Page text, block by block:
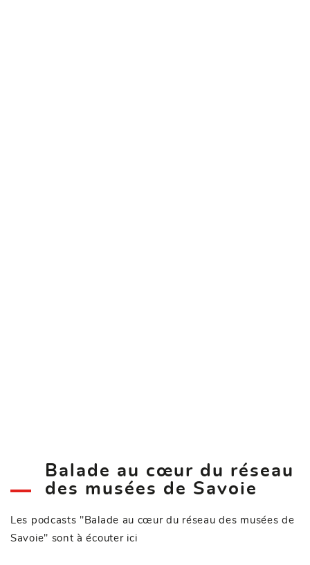
Balade au cœur du réseau
des musées de Savoie
Les podcasts "Balade au cœur du réseau des musées de
Savoie" sont à écouter ici